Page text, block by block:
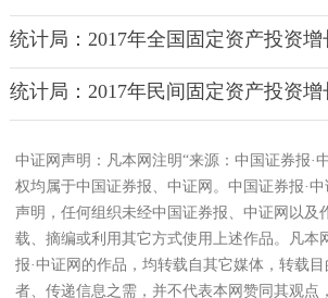
统计局：2017年全国固定资产投资增
统计局：2017年民间固定资产投资增
中证网声明：凡本网注明“来源：中国证券报·
权均属于中国证券报、中证网。中国证券报·
声明，任何组织未经中国证券报、中证网以及
载、摘编或利用其它方式使用上述作品。凡本
报·中证网的作品，均转载自其它媒体，转载
者、传递信息之需，并不代表本网赞同其观点